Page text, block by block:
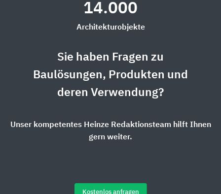
14.000
Architekturobjekte
Sie haben Fragen zu
Baulösungen, Produkten und
deren Verwendung?
Unser kompetentes Heinze Redaktionsteam hilft Ihnen
gern weiter.
Kostenlos anfragen